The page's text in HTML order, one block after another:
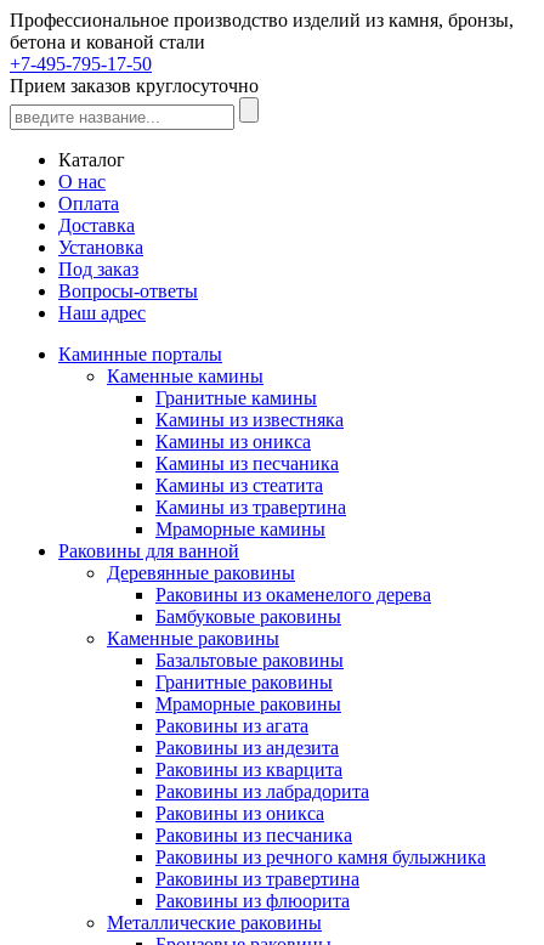
Профессиональное производство изделий из камня, бронзы,
бетона и кованой стали
+7-495-795-17-50
Прием заказов круглосуточно
Каталог
О нас
Оплата
Доставка
Установка
Под заказ
Вопросы-ответы
Наш адрес
Каминные порталы
Каменные камины
Гранитные камины
Камины из известняка
Камины из оникса
Камины из песчаника
Камины из стеатита
Камины из травертина
Мраморные камины
Раковины для ванной
Деревянные раковины
Раковины из окаменелого дерева
Бамбуковые раковины
Каменные раковины
Базальтовые раковины
Гранитные раковины
Мраморные раковины
Раковины из агата
Раковины из андезита
Раковины из кварцита
Раковины из лабрадорита
Раковины из оникса
Раковины из песчаника
Раковины из речного камня булыжника
Раковины из травертина
Раковины из флюорита
Металлические раковины